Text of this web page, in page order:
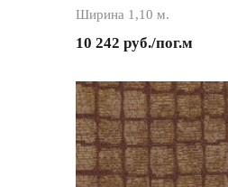
Ширина 1,10 м.
10 242 руб./пог.м